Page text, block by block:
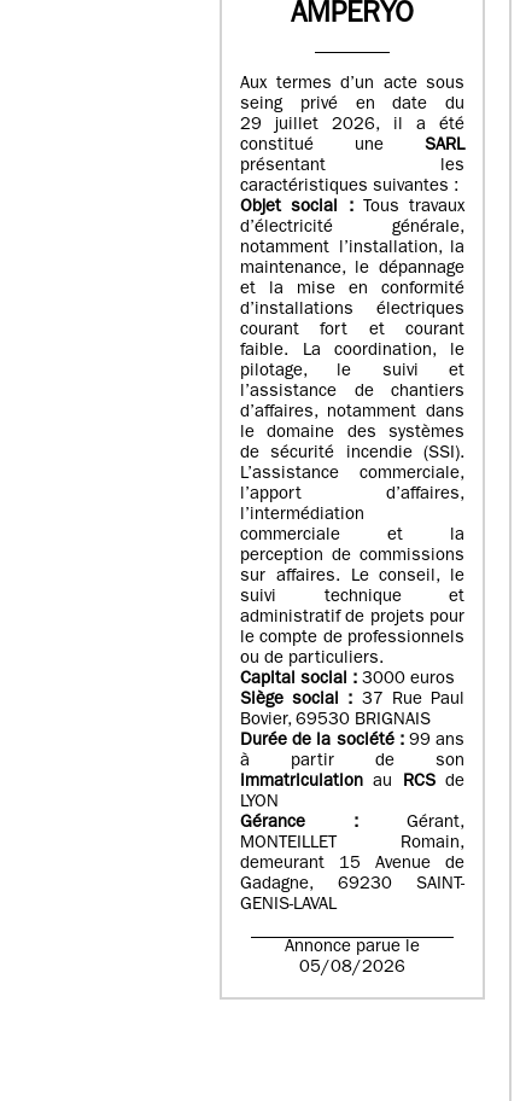
AMPERYO
Aux termes d’un acte sous
seing privé en date du
29 juillet 2026, il a été
constitué une SARL
présentant les
caractéristiques suivantes :
Objet social :
Tous travaux
d’électricité générale,
notamment l’installation, la
maintenance, le dépannage
et la mise en conformité
d’installations électriques
courant fort et courant
faible. La coordination, le
pilotage, le suivi et
l’assistance de chantiers
d’affaires, notamment dans
le domaine des systèmes
de sécurité incendie (SSI).
L’assistance commerciale,
l’apport d’affaires,
l’intermédiation
commerciale et la
perception de commissions
sur affaires. Le conseil, le
suivi technique et
administratif de projets pour
le compte de professionnels
ou de particuliers.
Capital social : 3000 euros
Siège social : 37 Rue Paul
Bovier, 69530 BRIGNAIS
Durée de la société : 99 ans
à partir de son
immatriculation au RCSde
LYON
Gérance :
Gérant,
MONTEILLET Romain,
demeurant 15 Avenue de
Gadagne, 69230 SAINT-
GENIS-LAVAL
Annonce parue le
05/08/2026